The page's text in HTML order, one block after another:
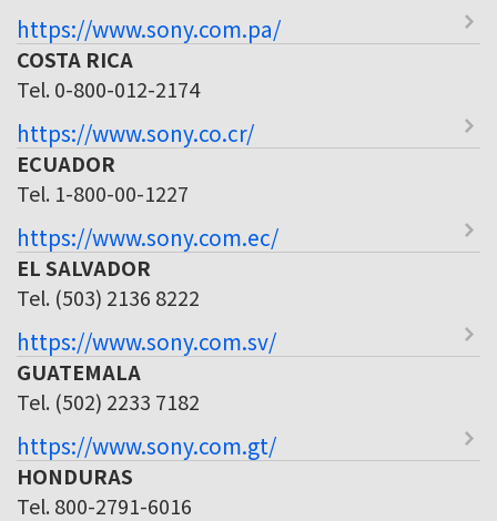
https://www.sony.com.pa/
COSTA RICA
Tel. 0-800-012-2174
https://www.sony.co.cr/
ECUADOR
Tel. 1-800-00-1227
https://www.sony.com.ec/
EL SALVADOR
Tel. (503) 2136 8222
https://www.sony.com.sv/
GUATEMALA
Tel. (502) 2233 7182
https://www.sony.com.gt/
HONDURAS
Tel. 800-2791-6016